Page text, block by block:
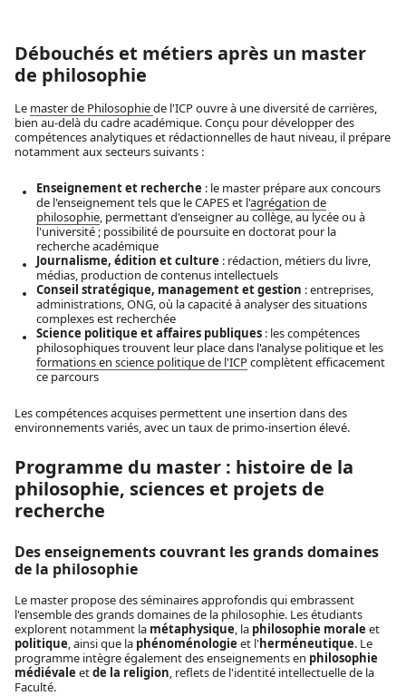
Débouchés et métiers après un master
de philosophie
Le master de Philosophiede l'ICP ouvre à une diversité de carrières,
bien au-delà du cadre académique. Conçu pour développer des
compétences analytiques et rédactionnelles de haut niveau, il prépare
notamment aux secteurs suivants :
Enseignement et recherche : le master prépare aux concours
de l'enseignement tels que le CAPES et l'agrégation de
philosophie, permettant d'enseigner au collège, au lycée ou à
l'université ; possibilité de poursuite en doctorat pour la
recherche académique
Journalisme, édition et culture : rédaction, métiers du livre,
médias, production de contenus intellectuels
Conseil stratégique, management et gestion : entreprises,
administrations, ONG, où la capacité à analyser des situations
complexes est recherchée
Science politique et affaires publiques : les compétences
philosophiques trouvent leur place dans l'analyse politique et les
formations en science politique de l'ICPcomplètent efficacement
ce parcours
Les compétences acquises permettent une insertion dans des
environnements variés, avec un taux de primo-insertion élevé.
Programme du master : histoire de la
philosophie, sciences et projets de
recherche
Des enseignements couvrant les grands domaines
de la philosophie
Le master propose des séminaires approfondis qui embrassent
l'ensemble des grands domaines de la philosophie. Les étudiants
explorent notamment la métaphysique, la philosophie morale et
politique, ainsi que la phénoménologie et l'herméneutique. Le
programme intègre également des enseignements en philosophie
médiévale etde la religion, reflets de l'identité intellectuelle de la
Faculté.